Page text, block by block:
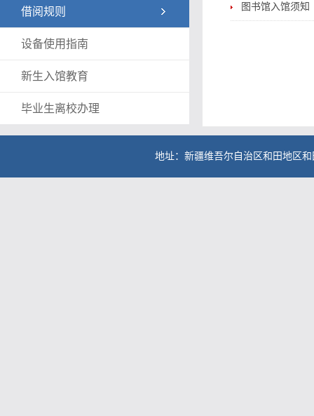
借阅规则
设备使用指南
新生入馆教育
毕业生离校办理
图书馆入馆须知
地址：新疆维吾尔自治区和田地区